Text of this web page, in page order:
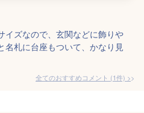
イズなので、玄関などに飾りや
名札に台座もついて、かなり見
全てのおすすめコメント (1件) >